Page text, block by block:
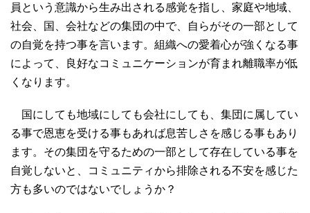
員という意識から生み出される感覚を指し、家庭や地域、
社会、国、会社などの集団の中で、自らがその一部として
の自覚を持つ事を言います。組織への愛着心が強くなる事
によって、良好なコミュニケーションが育まれ離職率が低
くなります。
国にしても地域にしても会社にしても、集団に属してい
る事で恩恵を受ける事もあれば息苦しさを感じる事もあり
ます。その集団を守るための一部として存在している事を
自覚しないと、コミュニティから排除される不安を感じた
方も多いのではないでしょうか？